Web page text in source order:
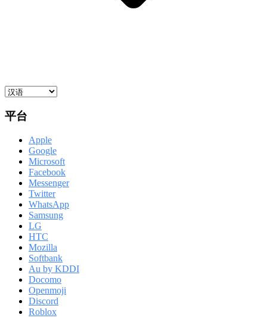
平台
Apple
Google
Microsoft
Facebook
Messenger
Twitter
WhatsApp
Samsung
LG
HTC
Mozilla
Softbank
Au by KDDI
Docomo
Openmoji
Discord
Roblox